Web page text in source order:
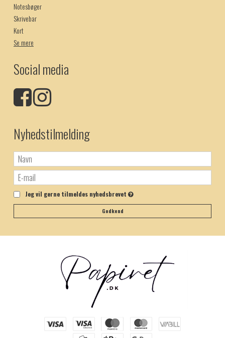
Notesbøger
Skrivebar
Kort
Se mere
Social media
Nyhedstilmelding
Jeg vil gerne tilmeldes nyhedsbrevet
Godkend